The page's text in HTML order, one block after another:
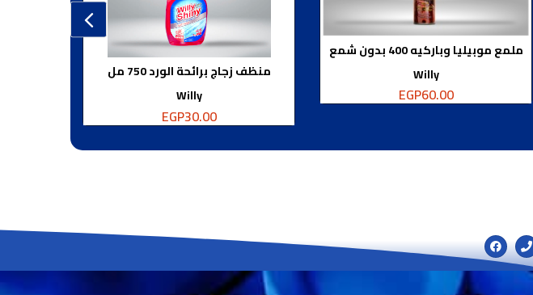
منظف زجاج برائحة الورد 750 مل
Willy
EGP30.00
ملمع موبيليا وباركيه 400 بدون شمع
Willy
EGP60.00